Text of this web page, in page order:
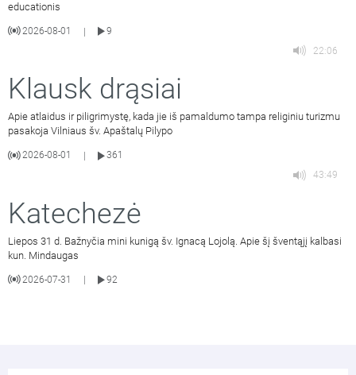
educationis
2026-08-01 |
9
22:06
Klausk drąsiai
Apie atlaidus ir piligrimystę, kada jie iš pamaldumo tampa religiniu turizmu
pasakoja Vilniaus šv. Apaštalų Pilypo
2026-08-01
361
43:49
Katechezė
Liepos 31 d. Bažnyčia mini kunigą šv. Ignacą Lojolą. Apie šį šventąjį kalbasi
kun. Mindaugas
2026-07-31 92